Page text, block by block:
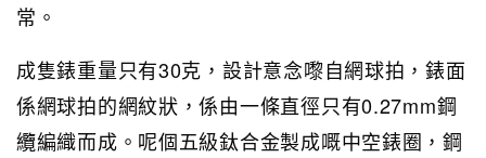
常。
成隻錶重量只有30克，設計意念嚟自網球拍，錶面
係網球拍的網紋狀，係由一條直徑只有0.27mm鋼
纜編織而成。呢個五級鈦合金製成嘅中空錶圈，鋼